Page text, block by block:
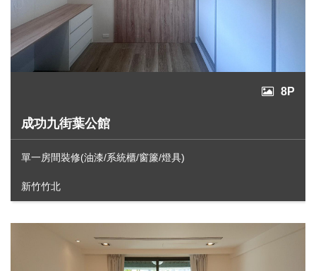
8P
成功九街葉公館
單一房間裝修(油漆/系統櫃/窗簾/燈具)
新竹竹北